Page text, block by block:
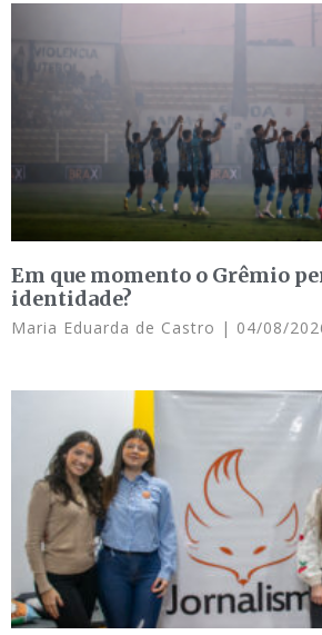
Em que momento o Grêmio
identidade?
Maria Eduarda de Castro 04/08/